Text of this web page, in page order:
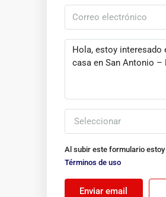
Seleccionar
Al subir este formulario estoy
Términos de uso
Enviar email